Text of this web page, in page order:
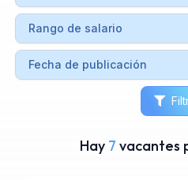
Hay 7 vacantes